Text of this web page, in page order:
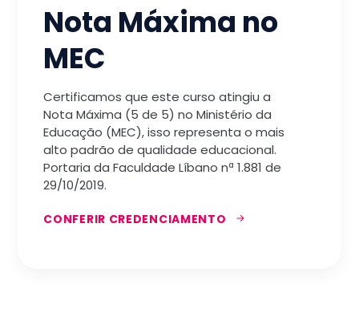
Nota Máxima no
MEC
Certificamos que este curso atingiu a
Nota Máxima (5 de 5) no Ministério da
Educação (MEC), isso representa o mais
alto padrão de qualidade educacional.
Portaria da Faculdade Líbano nª 1.881 de
29/10/2019.
CONFERIR CREDENCIAMENTO